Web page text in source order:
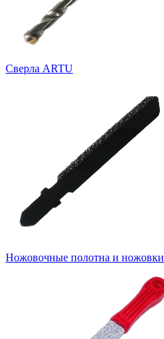
Cверла ARTU
Ножовочные полотна и ножовки